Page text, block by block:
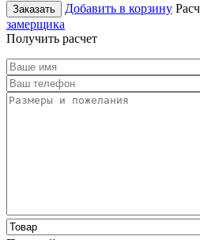
Заказать Добавить в корзину
замерщика
Получить расчет